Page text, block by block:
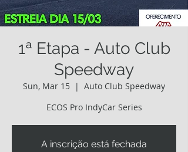
1ª Etapa - Auto Club
Speedway
Sun, Mar 15
  |
Auto Club Speedway
ECOS Pro IndyCar Series
A inscrição está fechada